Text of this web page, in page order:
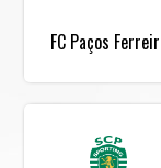
FC Paços